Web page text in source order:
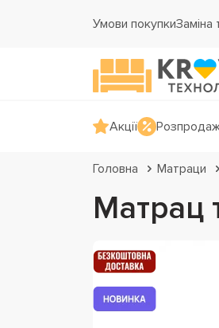
Умови покупкиЗаміна
Акції
Головна Матраци
Матрац